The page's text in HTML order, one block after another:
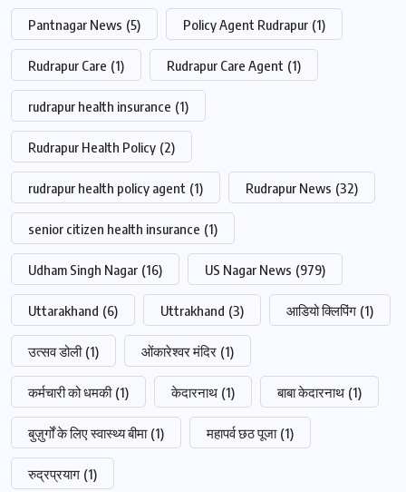
Pantnagar News (5) Policy Agent Rudrapur (1)
Rudrapur Care (1) Rudrapur Care Agent (1)
rudrapur health insurance (1)
Rudrapur Health Policy (2)
rudrapur health policy agent (1) Rudrapur News (32)
senior citizen health insurance (1)
Udham Singh Nagar (16) US Nagar News (979)
Uttarakhand (6) Uttrakhand (3) आडियो क्लिपिंग (1)
उत्सव डोली (1) ओंकारेश्वर मंदिर (1)
कर्मचारी को धमकी (1) केदारनाथ (1) बाबा केदारनाथ (1)
बुज़ुर्गों के लिए स्वास्थ्य बीमा (1) महापर्व छठ पूजा (1)
रुद्रप्रयाग (1)